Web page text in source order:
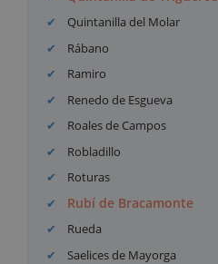
Quintanilla del Molar
Rábano
Ramiro
Renedo de Esgueva
Roales de Campos
Robladillo
Roturas
Rubí de Bracamonte
Rueda
Saelices de Mayorga